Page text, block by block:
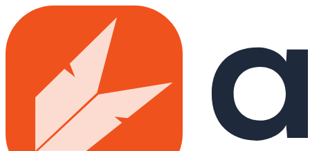
Skip to main content